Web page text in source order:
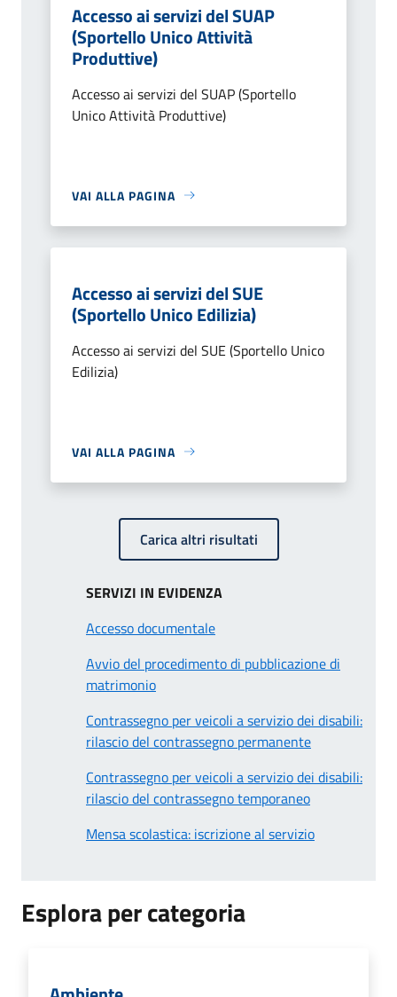
Accesso ai servizi del SUAP
(Sportello Unico Attività
Produttive)
Accesso ai servizi del SUAP (Sportello
Unico Attività Produttive)
VAI ALLA PAGINA
Accesso ai servizi del SUE
(Sportello Unico Edilizia)
Accesso ai servizi del SUE (Sportello Unico
Edilizia)
VAI ALLA PAGINA
Carica altri risultati
SERVIZI IN EVIDENZA
Accesso documentale
Avvio del procedimento di pubblicazione di
matrimonio
Contrassegno per veicoli a servizio dei disabili:
rilascio del contrassegno permanente
Contrassegno per veicoli a servizio dei disabili:
rilascio del contrassegno temporaneo
Mensa scolastica: iscrizione al servizio
Esplora per categoria